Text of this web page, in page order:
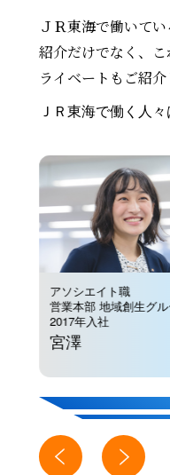
アソシエイト職
営業本部 地域創生グ
2017年入社
宮澤
ＪＲ東海で働いて
紹介だけでなく、
ライベートもご紹介
ＪＲ東海で働く人